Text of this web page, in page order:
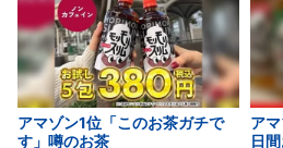
アマゾン1位「このお茶ガチで
す」噂のお茶
ア
日間